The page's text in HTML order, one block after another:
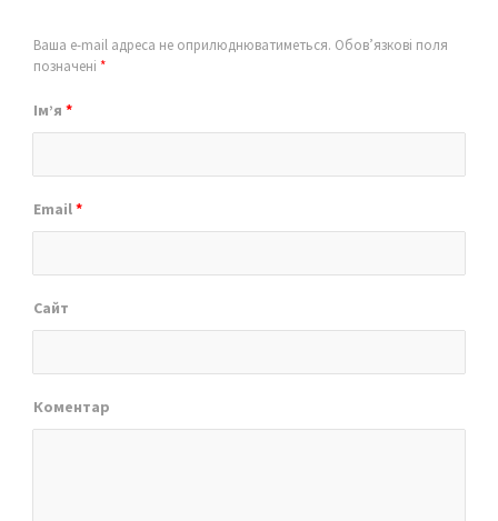
Ваша e-mail адреса не оприлюднюватиметься. Обов’язкові поля
позначені *
Ім’я *
Email*
Сайт
Коментар